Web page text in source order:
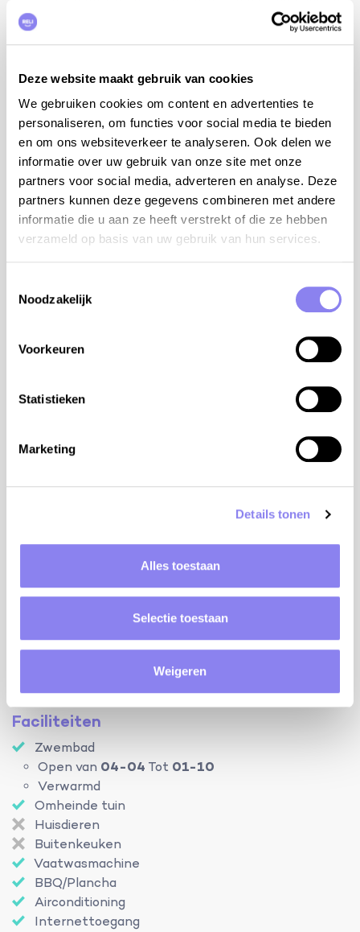
Deze website maakt gebruik van cookies
We gebruiken cookies om content en advertenties te
personaliseren, om functies voor social media te bieden
en om ons websiteverkeer te analyseren. Ook delen we
informatie over uw gebruik van onze site met onze
partners voor social media, adverteren en analyse. Deze
partners kunnen deze gegevens combineren met andere
informatie die u aan ze heeft verstrekt of die ze hebben
verzameld op basis van uw gebruik van hun services.
Noodzakelijk
Voorkeuren
Statistieken
Marketing
Details tonen
Alles toestaan
Selectie toestaan
Weigeren
Lac de Sainte-Croix , een groot meer met
Correns, het allereerste 'bio dorp' van Frankrijk
Abdij van Thoronet
Saint-Maximin-la-Sainte-Baume met zijn
imposante basiliek Sainte-Marie-Madeleine
Aix en Provence, een elegante, levendige typisch
Provençaalse stad
6 personen
3 slaapkamers en 2 badkamers:
met inloopdouche, lavabo, WC (gelijkvloers)
slpk 2 met bed 160 cm, airco (gelijkvloers)
badkamer met bad, douche en lavabo (gelijkvloers)
volledig omheind terrein: 1.500m² omheind door
1,75m diep met Romeinse trappen
ruime berging bereikbaar via het terras met
bijkomende koelkast met vriesvak
airco/verwarming:
omkeerbare airco in de leefruimte en in de twee
elektrische verwarming en houtkachel
Faciliteiten
Zwembad
Open van 04-04 Tot 01-10
Verwarmd
Omheinde tuin
Huisdieren
Buitenkeuken
Vaatwasmachine
BBQ/Plancha
Airconditioning
Internettoegang